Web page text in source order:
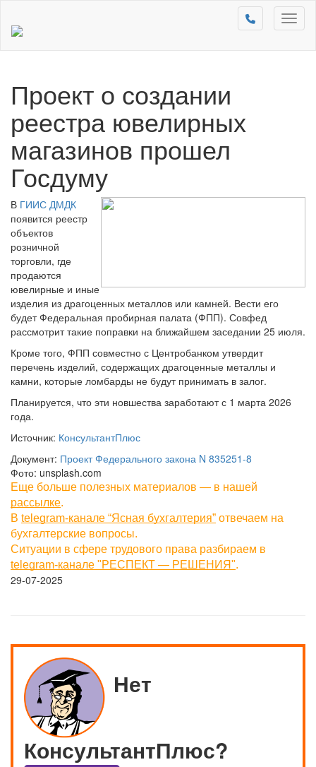
Проект о создании
реестра ювелирных
магазинов прошел
Госдуму
В ГИИС ДМДК
появится реестр
объектов
розничной
торговли, где
продаются
ювелирные и иные
изделия из драгоценных металлов или камней. Вести его
будет Федеральная пробирная палата (ФПП). Совфед
рассмотрит такие поправки на ближайшем заседании 25 июля.
Кроме того, ФПП совместно с Центробанком утвердит
перечень изделий, содержащих драгоценные металлы и
камни, которые ломбарды не будут принимать в залог.
Планируется, что эти новшества заработают с 1 марта 2026
года.
Источник: КонсультантПлюс
Документ: Проект Федерального закона N 835251-8
Фото: unsplash.com
Еще больше полезных материалов — в нашей
рассылке.
В telegram-канале “Ясная бухгалтерия” отвечаем на
бухгалтерские вопросы.
Ситуации в сфере трудового права разбираем в
telegram-канале "РЕСПЕКТ — РЕШЕНИЯ".
29-07-2025
Нет
КонсультантПлюс?